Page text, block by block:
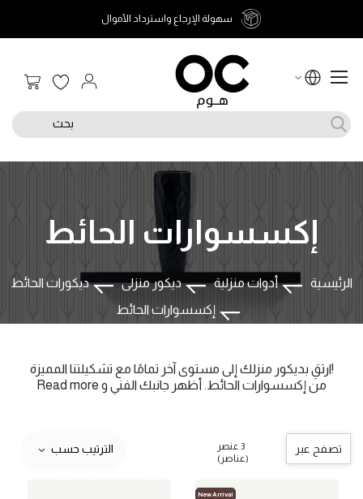
سهولة الإرجاع واسترداد الأموال
سلة
بحث
الرئيسية أدوات منزلية ديكور منزلى
ديكورات الحائط
إكسسوارات الحائط
إكسسوارات الحائط
!ارتقِ بديكور منزلك إلى مستوى آخر تمامًا مع تشكيلتنا المميزة
من إكسسوارات الحائط. أظهر جانبك الفني و
تصفح عبر
3 عنصر
(عناصر)
الترتيب حسب
New Arrival